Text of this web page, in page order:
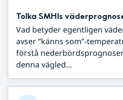
Tolka SMHIs
Vad betyder egentligen
avser ”känns som”-
förstå
denna vägled...